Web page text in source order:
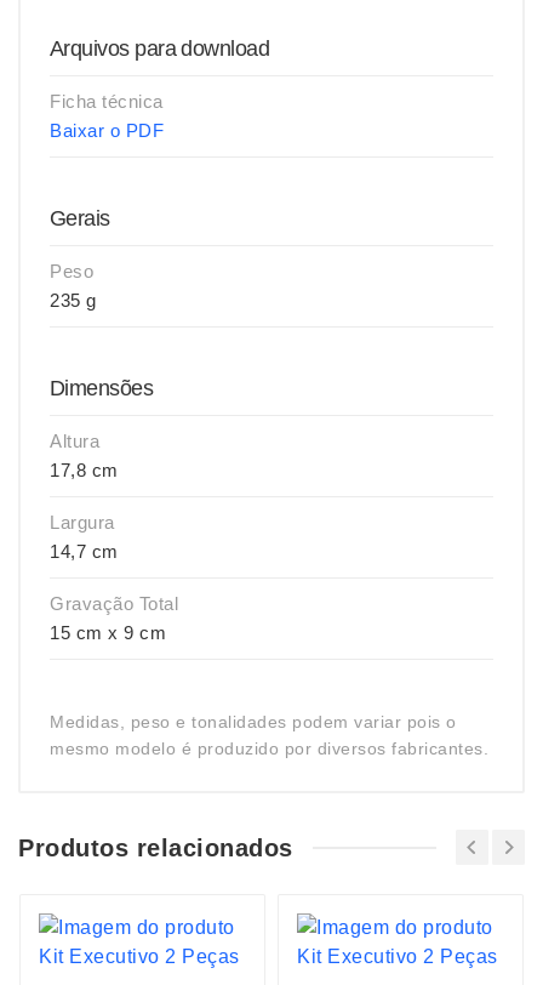
Arquivos para download
Ficha técnica
Baixar o PDF
Gerais
Peso
235 g
Dimensões
Altura
17,8 cm
Largura
14,7 cm
Gravação Total
15 cm x 9 cm
Medidas, peso e tonalidades podem variar pois o
mesmo modelo é produzido por diversos fabricantes.
Produtos relacionados